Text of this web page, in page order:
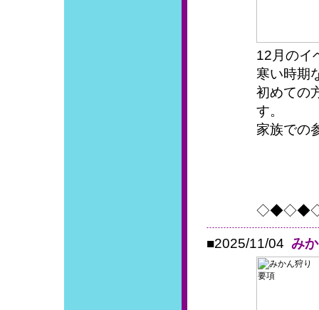
12月のイ
寒い時期
初めての
す。
家族での
■2025/11/04 み